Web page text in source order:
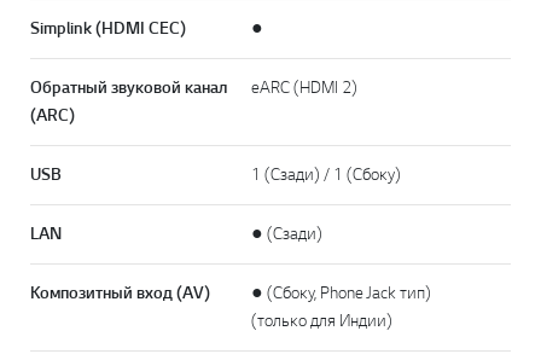
Simplink (HDMI CEC) ●
Обратный звуковой канал
(ARC)
eARC (HDMI 2)
USB 1 (Сзади) / 1 (Сбоку)
LAN ● (Сзади)
Композитный вход (AV)
● (Сбоку, Phone Jack тип)
(только для Индии)